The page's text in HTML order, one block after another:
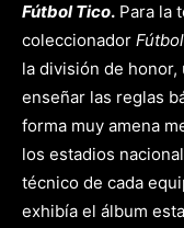
Fútbol Tico. Para la
coleccionador
la división de honor,
enseñar las reglas
forma muy amena
los estadios
técnico de cada
exhibía el álbum